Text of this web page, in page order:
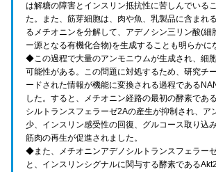
は解糖の障害とインスリン抵抗性に苦しんでいる
た。また、筋芽細胞は、肉や魚、乳製品に含まれ
るメチオニンを分解して、アデノシン三リン酸(細
ー源となる有機化合物)を生成することも明らかに
◆この過程で大量のアンモニウムが生成され、細
可能性がある。この問題に対処するため、研究チ
ードされた情報が機能に変換される過程である
した。すると、メチオニン経路の最初の酵素であ
シルトランスフェラーゼ2Aの産生が抑制され、ア
少、インスリン感受性の回復、グルコース取り込
筋肉の再生が促進されました。
◆また、メチオニンアデノシルトランスフェラー
と、インスリンシグナルに関与する酵素である